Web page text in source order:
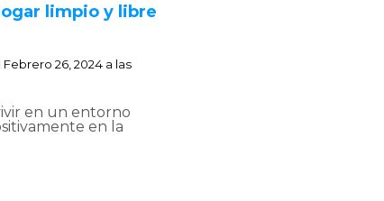
limpio y libre
Febrero 26, 2024 a las
en un entorno
en la